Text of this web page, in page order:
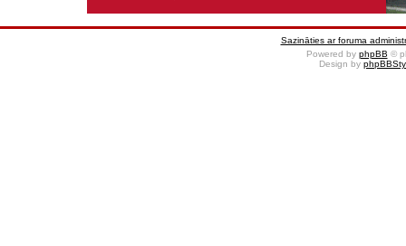
Sazināties ar foruma
Powered by phpBB ©
Design by